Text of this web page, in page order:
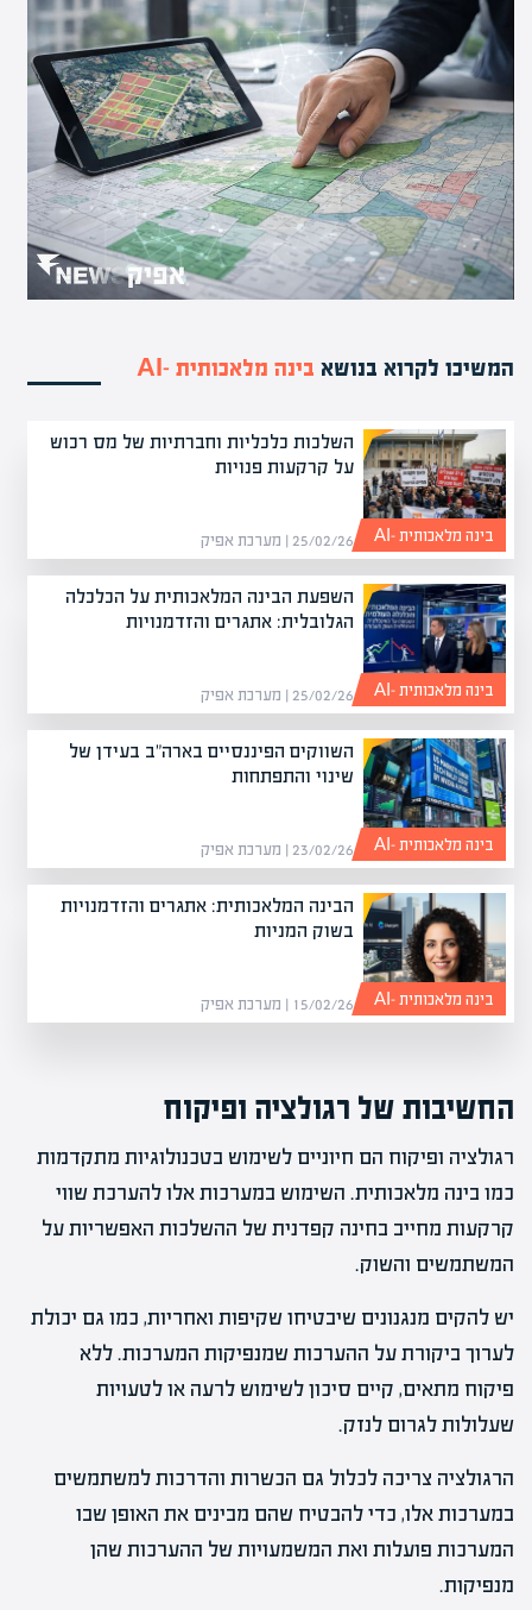
המשיכו לקרוא בנושא בינה מלאכותית -AI
השלכות כלכליות וחברתיות של מס רכוש
על קרקעות פנויות
25/02/26 | מערכת אפיק בינה מלאכותית -AI
השפעת הבינה המלאכותית על הכלכלה
הגלובלית: אתגרים והזדמנויות
25/02/26 | מערכת אפיק בינה מלאכותית -AI
השווקים הפיננסיים בארה"ב בעידן של
שינוי והתפתחות
23/02/26 | מערכת אפיק בינה מלאכותית -AI
הבינה המלאכותית: אתגרים והזדמנויות
בשוק המניות
15/02/26 | מערכת אפיק בינה מלאכותית -AI
החשיבות של רגולציה ופיקוח
רגולציה ופיקוח הם חיוניים לשימוש בטכנולוגיות מתקדמות
כמו בינה מלאכותית. השימוש במערכות אלו להערכת שווי
קרקעות מחייב בחינה קפדנית של ההשלכות האפשריות על
המשתמשים והשוק.
יש להקים מנגנונים שיבטיחו שקיפות ואחריות, כמו גם יכולת
לערוך ביקורת על ההערכות שמנפיקות המערכות. ללא
פיקוח מתאים, קיים סיכון לשימוש לרעה או לטעויות
שעלולות לגרום לנזק.
הרגולציה צריכה לכלול גם הכשרות והדרכות למשתמשים
במערכות אלו, כדי להבטיח שהם מבינים את האופן שבו
המערכות פועלות ואת המשמעויות של ההערכות שהן
מנפיקות.